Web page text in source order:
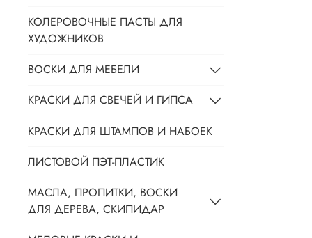
КОЛЕРОВОЧНЫЕ ПАСТЫ ДЛЯ
ХУДОЖНИКОВ
ВОСКИ ДЛЯ МЕБЕЛИ
КРАСКИ ДЛЯ СВЕЧЕЙ И ГИПСА
КРАСКИ ДЛЯ ШТАМПОВ И НАБОЕК
ЛИСТОВОЙ ПЭТ-ПЛАСТИК
МАСЛА, ПРОПИТКИ, ВОСКИ
ДЛЯ ДЕРЕВА, СКИПИДАР